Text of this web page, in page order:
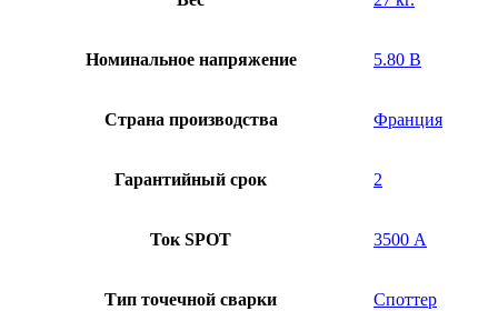
Номинальное напряжение 5.80 В
Страна производства Франция
Гарантийный срок 2
Ток SPOT 3500 А
Тип точечной сварки Споттер